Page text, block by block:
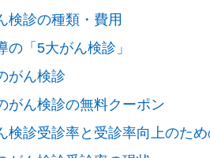
検診の種類・費用
の「5大がん検診」
がん検診
がん検診の無料クーポン
検診受診率と受診率向上のた